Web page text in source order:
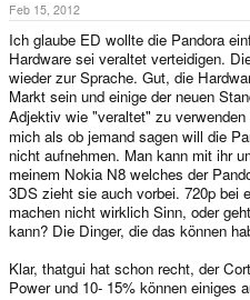
Feb 15, 2012
Ich glaube ED wollte die Pandora
Hardware sei veraltet verteidigen.
wieder zur Sprache. Gut, die
Markt sein und einige der neuen
Adjektiv wie "veraltet" zu
mich als ob jemand sagen will die
nicht aufnehmen. Man kann mit ihr
meinem Nokia N8 welches der
3DS zieht sie auch vorbei. 720p bei
machen nicht wirklich Sinn, oder
kann? Die Dinger, die das können
Klar, thatgui hat schon recht, der
Power und 10- 15% können einiges